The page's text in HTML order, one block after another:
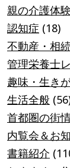
親の介護体
認知症 (18)
不動産・相
管理栄養士
趣味・生き
生活全般
首都圏の街
内覧会＆お
書籍紹介